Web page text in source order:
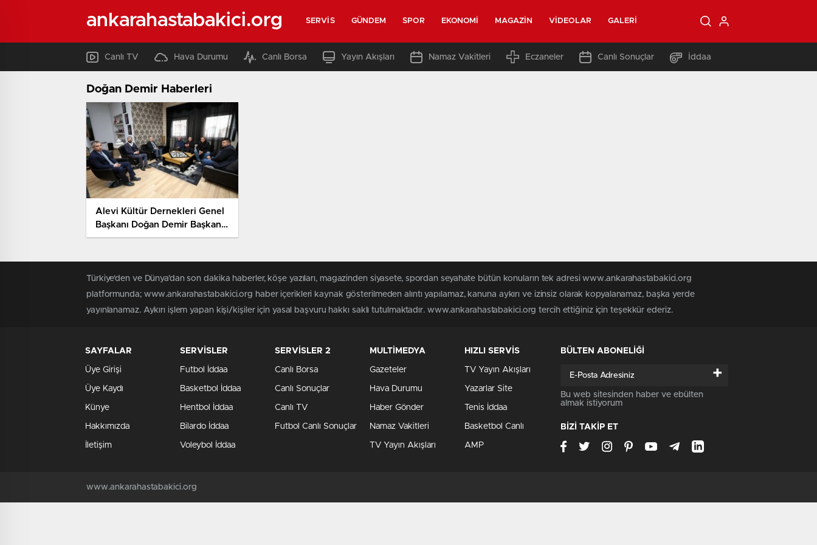
ankarahastabakici.org SERVIS GÜNDEM SPOR EKONOMI MAGAZIN VIDEOLAR GALERI
Canlı TV Hava Durumu Canlı Borsa Yayın Akışları Namaz Vakitleri Eczaneler Canlı Sonuçlar İddaa
Doğan Demir Haberleri
Alevi Kültür Dernekleri Genel
Başkanı Doğan Demir Başkan
Çoban’ı Ziyaret Etti
Türkiye'den ve Dünya’dan son dakika haberler, köşe yazıları, magazinden siyasete, spordan seyahate bütün konuların tek adresi www.ankarahastabakici.org
platformunda; www.ankarahastabakici.org haber içerikleri kaynak gösterilmeden alıntı yapılamaz, kanuna aykırı ve izinsiz olarak kopyalanamaz, başka yerde
yayınlanamaz. Aykırı işlem yapan kişi/kişiler için yasal başvuru hakkı saklı tutulmaktadır. www.ankarahastabakici.org tercih ettiğiniz için teşekkür ederiz.
SAYFALAR
Üye Girişi
Üye Kaydı
Künye
Hakkımızda
İletişim
SERVİSLER
Futbol İddaa
Basketbol İddaa
Hentbol İddaa
Bilardo İddaa
Voleybol İddaa
SERVİSLER 2
Canlı Borsa
Canlı Sonuçlar
Canlı TV
Futbol Canlı Sonuçlar
MULTİMEDYA
Gazeteler
Hava Durumu
Haber Gönder
Namaz Vakitleri
TV Yayın Akışları
HIZLI SERVİS
TV Yayın Akışları
Yazarlar Site
Tenis İddaa
Basketbol Canlı
AMP
BÜLTEN ABONELİĞİ
+
Bu web sitesinden haber ve ebülten
almak istiyorum
BİZİ TAKİP ET
www.ankarahastabakici.org